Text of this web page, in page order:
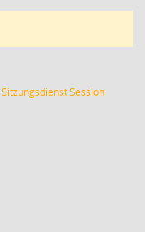
SitzungsdienstSession(Wird in